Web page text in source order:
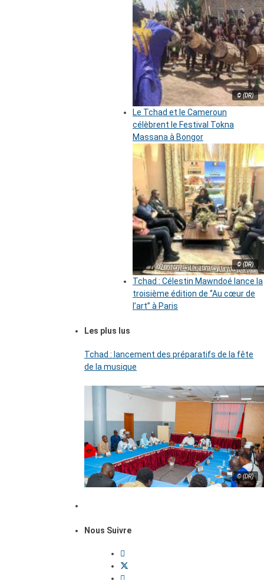
© (DR)
Le Tchad et le Cameroun
célèbrent le Festival Tokna
Massana à Bongor
© (DR)
Tchad : Célestin Mawndoé lance la
troisième édition de ‘’Au cœur de
l’art’’ à Paris
Les plus lus
Tchad : lancement des préparatifs de la fête
de la musique
© (DR)
Nous Suivre